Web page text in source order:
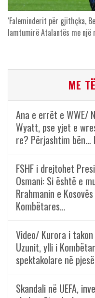
‘Faleminderit për gjithçka,
lamtumirë Atalantës me një
ME
Ana e errët e WWE/
Wyatt, pse yjet e
re? Përjashtim bën…
FSHF i drejtohet
Osmani: Si është e
Rrahmanin e
Kombëtares…
Video/ Kurora i
Uzunit, ylli i
spektakolare në
Skandali në UEFA,